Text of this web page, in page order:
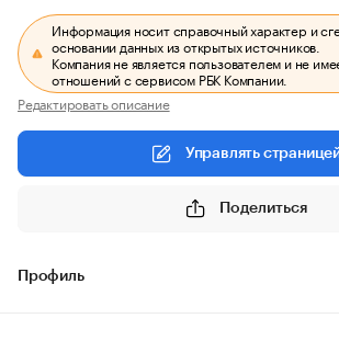
Информация носит справочный характер и
основании данных из открытых источников.
Компания не является пользователем и не
отношений с сервисом РБК Компании.
Редактировать описание
Управлять
Поделиться
Профиль